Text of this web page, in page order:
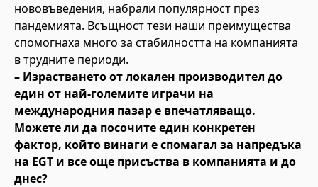
нововъведения, набрали популярност през
пандемията. Всъщност тези наши преимущества
спомогнаха много за стабилността на компанията
в трудните периоди.
– Израстването от локален производител до
един от най-големите играчи на
международния пазар е впечатляващо.
Можете ли да посочите един конкретен
фактор, който винаги е спомагал за напредъка
на EGT и все още присъства в компанията и до
днес?